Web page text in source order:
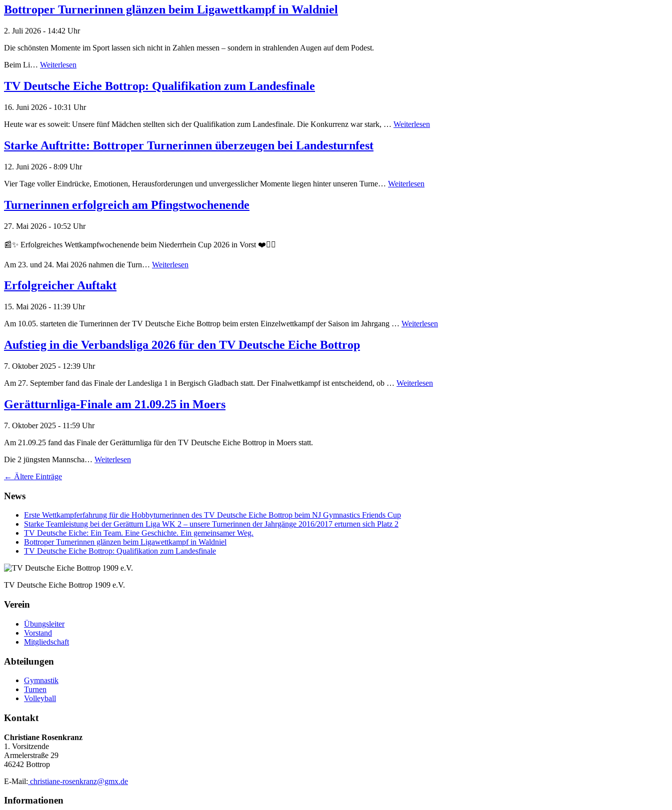
Bottroper Turnerinnen glänzen beim Ligawettkampf in Waldniel
2. Juli 2026 - 14:42 Uhr
Die schönsten Momente im Sport lassen sich nicht in Zahlen messen – sondern in strahlenden Augen auf dem Podest.
Beim Li… Weiterlesen
TV Deutsche Eiche Bottrop: Qualifikation zum Landesfinale
16. Juni 2026 - 10:31 Uhr
Heute war es soweit: Unsere fünf Mädchen stellten sich der Qualifikation zum Landesfinale. Die Konkurrenz war stark, … Weiterlesen
Starke Auftritte: Bottroper Turnerinnen überzeugen bei Landesturnfest
12. Juni 2026 - 8:09 Uhr
Vier Tage voller Eindrücke, Emotionen, Herausforderungen und unvergesslicher Momente liegen hinter unseren Turne… Weiterlesen
Turnerinnen erfolgreich am Pfingstwochenende
27. Mai 2026 - 10:52 Uhr
📰✨ Erfolgreiches Wettkampfwochenende beim Niederrhein Cup 2026 in Vorst ❤️🤸‍♀️
Am 23. und 24. Mai 2026 nahmen die Turn… Weiterlesen
Erfolgreicher Auftakt
15. Mai 2026 - 11:39 Uhr
Am 10.05. starteten die Turnerinnen der TV Deutsche Eiche Bottrop beim ersten Einzelwettkampf der Saison im Jahrgang … Weiterlesen
Aufstieg in die Verbandsliga 2026 für den TV Deutsche Eiche Bottrop
7. Oktober 2025 - 12:39 Uhr
Am 27. September fand das Finale der Landesliga 1 in Bergisch Gladbach statt. Der Finalwettkampf ist entscheidend, ob … Weiterlesen
Gerätturnliga-Finale am 21.09.25 in Moers
7. Oktober 2025 - 11:59 Uhr
Am 21.09.25 fand das Finale der Gerätturnliga für den TV Deutsche Eiche Bottrop in Moers statt.
Die 2 jüngsten Mannscha… Weiterlesen
← Ältere Einträge
News
Erste Wettkampferfahrung für die Hobbyturnerinnen des TV Deutsche Eiche Bottrop beim NJ Gymnastics Friends Cup
Starke Teamleistung bei der Gerätturn Liga WK 2 – unsere Turnerinnen der Jahrgänge 2016/2017 erturnen sich Platz 2
TV Deutsche Eiche: Ein Team. Eine Geschichte. Ein gemeinsamer Weg.
Bottroper Turnerinnen glänzen beim Ligawettkampf in Waldniel
TV Deutsche Eiche Bottrop: Qualifikation zum Landesfinale
TV Deutsche Eiche Bottrop 1909 e.V.
Verein
Übungsleiter
Vorstand
Mitgliedschaft
Abteilungen
Gymnastik
Turnen
Volleyball
Kontakt
Christiane Rosenkranz
1. Vorsitzende
Armelerstraße 29
46242 Bottrop
E-Mail: christiane-rosenkranz@gmx.de
Informationen